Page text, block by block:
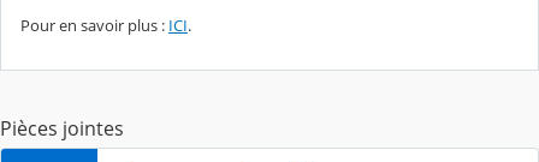
Pour en savoir plus : ICI.
Pièces jointes